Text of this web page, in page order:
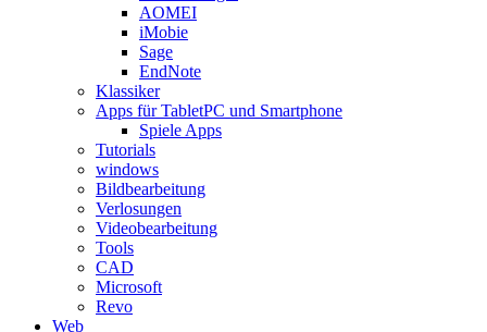
AOMEI
iMobie
Sage
EndNote
Klassiker
Apps für TabletPC und Smartphone
Spiele Apps
Tutorials
windows
Bildbearbeitung
Verlosungen
Videobearbeitung
Tools
CAD
Microsoft
Revo
Web